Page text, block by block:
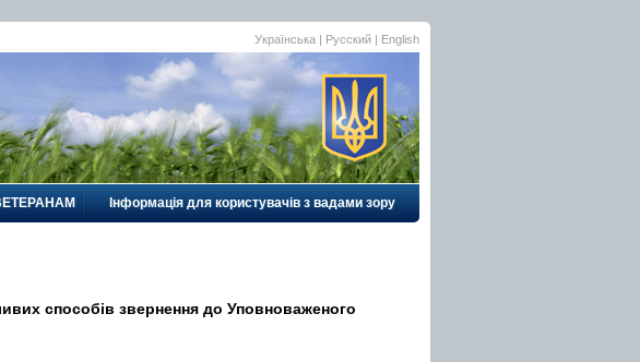
Українська | Русский | English
Інформація для користувачів з вадами зору
способів звернення до Уповноваженого